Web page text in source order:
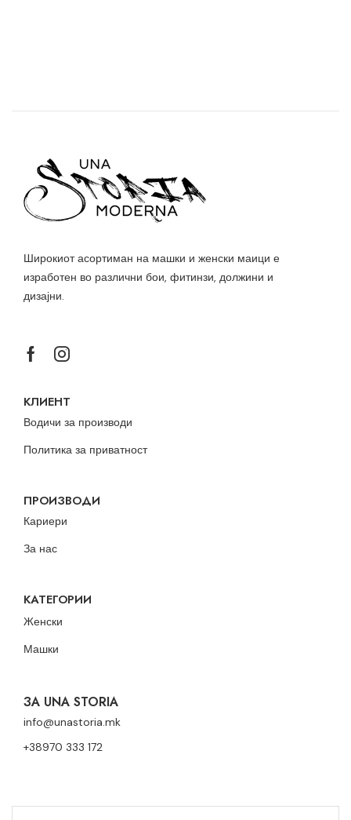
Широкиот асортиман на машки и женски маици е
изработен во различни бои, фитинзи, должини и
дизајни.
КЛИЕНТ
Водичи за производи
Политика за приватност
ПРОИЗВОДИ
Кариери
За нас
КАТЕГОРИИ
Женски
Машки
ЗА UNA STORIA
info@unastoria.mk
+38970 333 172